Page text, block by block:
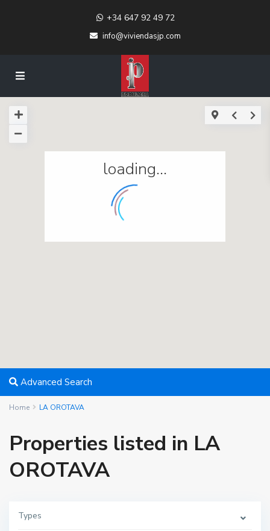
+34 647 92 49 72
info@viviendasjp.com
loading...
Advanced Search
Home LA OROTAVA
Properties listed in LA
OROTAVA
Types